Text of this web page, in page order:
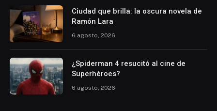
Ciudad que brilla: la oscura novela de
Ramón Lara
6 agosto, 2026
¿Spiderman 4 resucitó al cine de
Superhéroes?
6 agosto, 2026